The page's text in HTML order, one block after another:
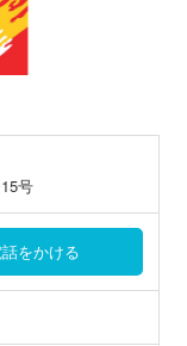
号
をかける